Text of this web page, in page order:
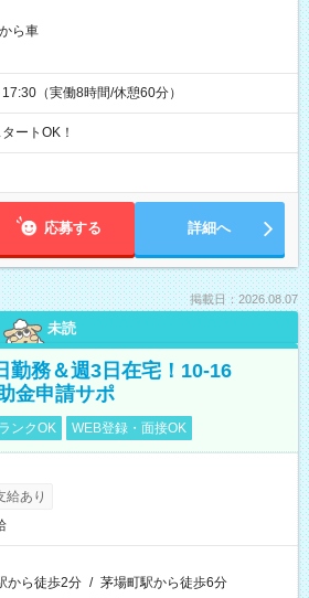
ら車
17:30（実働8時間/休憩60分）
ートOK！
応募する 詳細へ
掲載日：2026.08.07
未読
勤務＆週3日在宅！10-16
金申請サポ
ンクOK WEB登録・面接OK
給あり
から徒歩2分 / 茅場町駅から徒歩6分